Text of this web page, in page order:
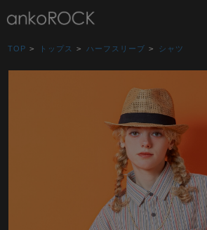
TOP > トップス > ハーフスリーブ > シャツ